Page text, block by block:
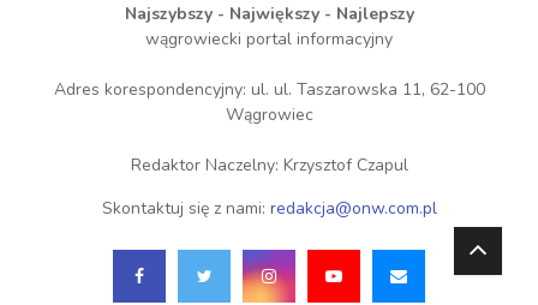
Najszybszy - Największy - Najlepszy
wągrowiecki portal informacyjny
Adres korespondencyjny: ul. ul. Taszarowska 11, 62-100
Wągrowiec
Redaktor Naczelny: Krzysztof Czapul
Skontaktuj się z nami: redakcja@onw.com.pl